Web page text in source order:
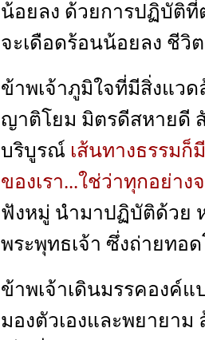
น้อยลง ด้วยการปฏิบัติที่
จะเดือดร้อนน้อยลง ชีวิ
ข้าพเจ้าภูมิใจที่มีสิ่งแว
ญาติโยม มิตรดีสหายดี
บริบูรณ์ เส้นทางธรรมก็
ของเรา...ใช่ว่าทุกอย่า
ฟังหมู่ นำมาปฏิบัติด้วย
พระพุทธเจ้า ซึ่งถ่ายทอ
ข้าพเจ้าเดินมรรคองค์
มองตัวเองและพยายาม